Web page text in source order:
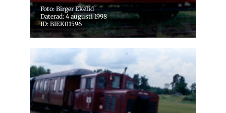
Foto: Birger Ekelid
Daterad: 4 augusti 1998
ID: BIEK01596